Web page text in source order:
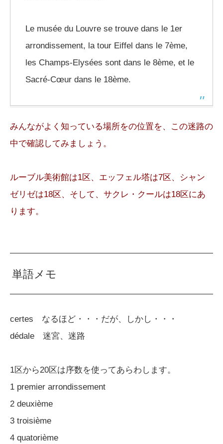
Le musée du Louvre se trouve dans le 1er
arrondissement, la tour Eiffel dans le 7ème,
les Champs-Elysées sont dans le 8ème, et le
Sacré-Cœur dans le 18ème.
みんながよく知っている場所をの位置を、この迷路の
中で確認してみましょう。
ルーブル美術館は1区、エッフェル塔は7区、シャン
ゼリゼは18区、そして、サクレ・クールは18区にあ
ります。
単語メモ
certes なるほど・・・だが、しかし・・・
dédale 迷宮、迷路
1区から20区は序数を使ってあらわします。
1 premier arrondissement
2 deuxième
3 troisième
4 quatorième